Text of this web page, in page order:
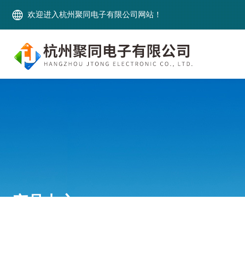
欢迎进入杭州聚同电子有限公司网站！
产品中心